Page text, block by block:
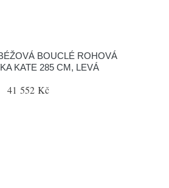
BOUCLÉ ROHOVÁ
KATE 285 CM, LEVÁ
41 552 Kč